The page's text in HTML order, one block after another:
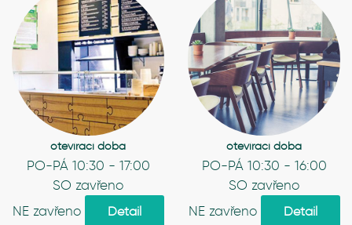
otevírací doba
PO-PÁ 10:30 - 17:00
SO zavřeno
NE zavřeno
Detail
otevírací doba
PO-PÁ 10:30 - 16:00
SO zavřeno
NE zavřeno
Detail